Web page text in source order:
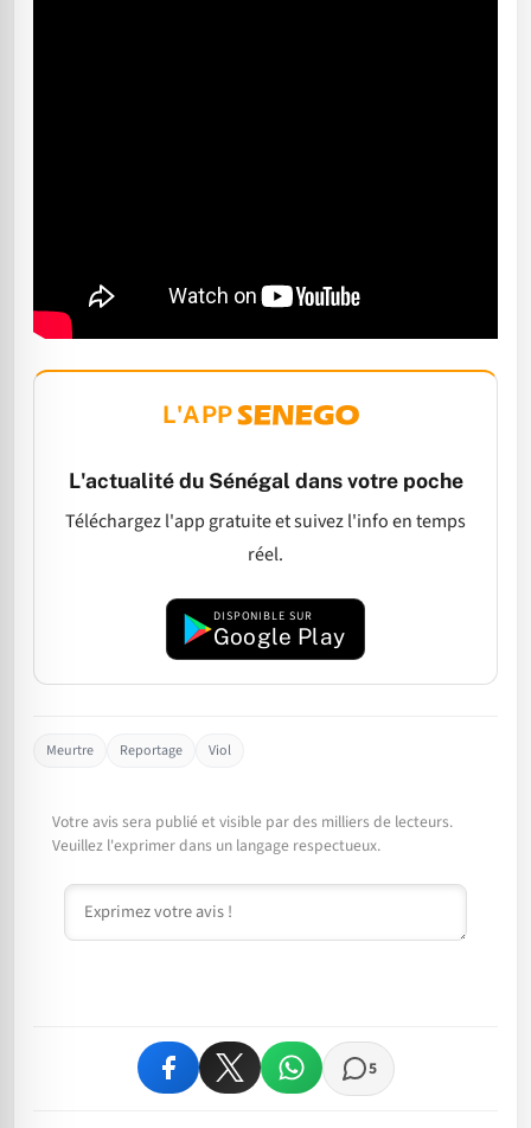
L'APP
L'actualité du Sénégal dans votre poche
Téléchargez l'app gratuite et suivez l'info en temps
réel.
DISPONIBLE SUR
Google Play
Meurtre Reportage Viol
Votre avis sera publié et visible par des milliers de lecteurs.
Veuillez l'exprimer dans un langage respectueux.
Commentaire
5